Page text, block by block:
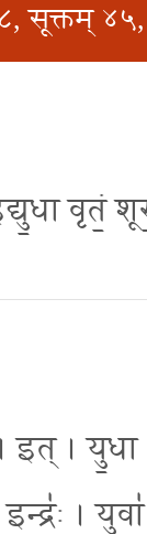
सूक्तम्
वृतं॒
इत् ।
।